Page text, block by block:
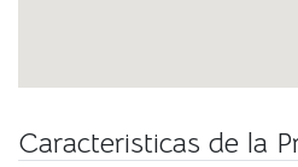
cada hogar garantiza
Caracteristicas de la